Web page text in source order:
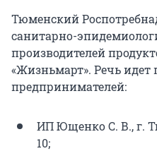
Тюменский
санитарно-
производителей
«Жизньмарт». Речь идет
предпринимателей:
ИП Ющенко С. В., г.
10;